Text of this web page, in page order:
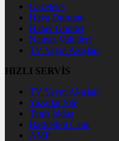
Gazeteler
Hava Durumu
Haber Gönder
Namaz Vakitleri
TV Yayın Akışları
HIZLI SERVİS
TV Yayın Akışları
Yazarlar Site
Tenis İddaa
Basketbol Canlı
AMP